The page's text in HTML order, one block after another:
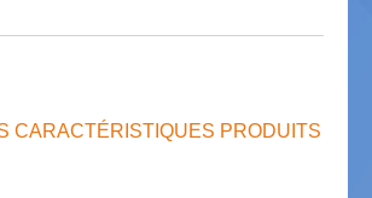
CARACTÉRISTIQUES PRODUITS